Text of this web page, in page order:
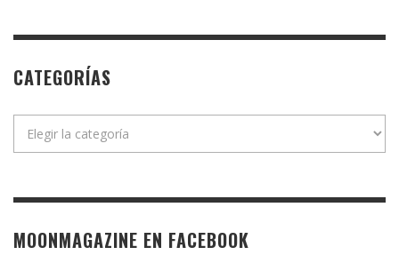
CATEGORÍAS
MOONMAGAZINE EN FACEBOOK